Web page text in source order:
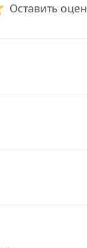
Оставить